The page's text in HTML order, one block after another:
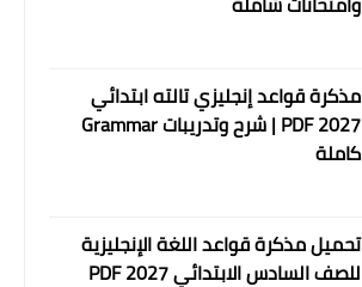
مذكرة قواعد إنجليزي تالته ابتدائي
2027 PDF | شرح وتدريبات Grammar
كاملة
تحميل مذكرة قواعد اللغة الإنجليزية
للصف السادس الابتدائي 2027 PDF